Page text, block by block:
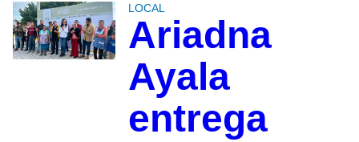
LOCAL
Ariadna
Ayala
entrega